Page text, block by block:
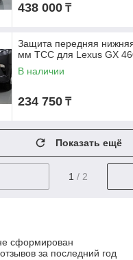
438 000 ₸
Защита передняя
мм ТСС для Lexus GX
В наличии
234 750 ₸
Показать ещё
1 / 2
сформирован
за последний год